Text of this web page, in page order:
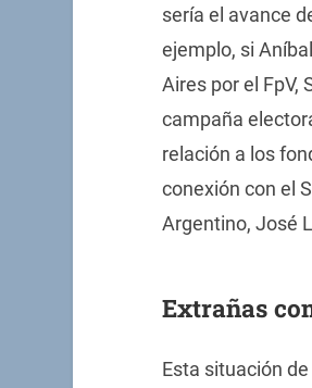
sería el avance
ejemplo, si
Aires por el FpV,
campaña
relación a los
conexión con el
Argentino, José
Extrañas
Esta situación